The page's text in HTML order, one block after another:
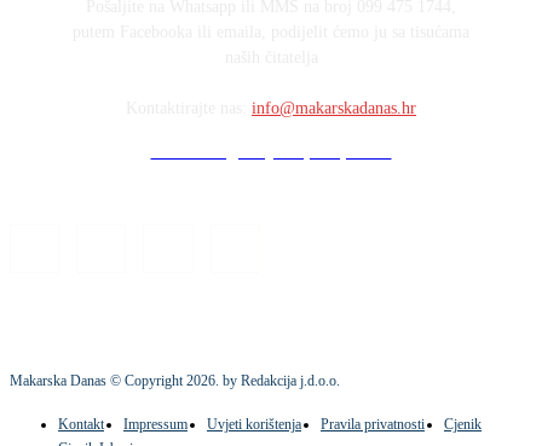
info@makarskadanas.hr
Makarska Danas © Copyright2026. by Redakcija j.d.o.o.
Kontakt Impressum Uvjeti korištenja Pravila privatnosti
Cjenik